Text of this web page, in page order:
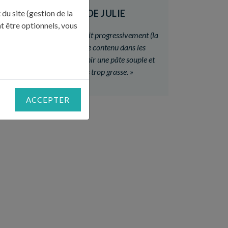
LE CONSEIL DE JULIE
Ajoutez le beurre au biscuit progressivement (la
quantité dépend de celle contenu dans les
biscuits) : vous devez obtenir une pâte souple et
homogène mais pas trop grasse. »
site (gestion de la
être optionnels, vous
ACCEPTER